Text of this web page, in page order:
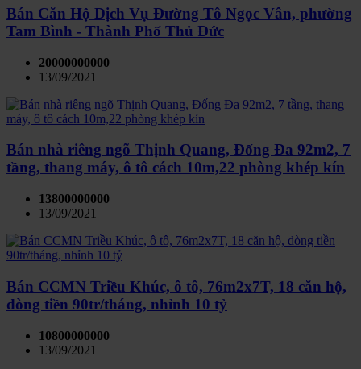
Bán Căn Hộ Dịch Vụ Đường Tô Ngọc Vân, phường
Tam Bình - Thành Phố Thủ Đức
20000000000
13/09/2021
Bán nhà riêng ngõ Thịnh Quang, Đống Đa 92m2, 7
tầng, thang máy, ô tô cách 10m,22 phòng khép kín
13800000000
13/09/2021
Bán CCMN Triều Khúc, ô tô, 76m2x7T, 18 căn hộ,
dòng tiền 90tr/tháng, nhỉnh 10 tỷ
10800000000
13/09/2021